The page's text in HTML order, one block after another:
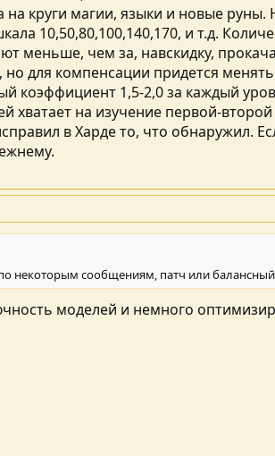
круги магии, языки и новые руны.
10,50,80,100,140,170, и т.д.
меньше, чем за, навскидку,
для компенсации придется
коэффициент 1,5-2,0 за каждый
хватает на изучение первой-
в Харде то, что обнаружил.
по некоторым сообщениям, патч или
моделей и немного